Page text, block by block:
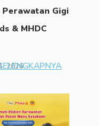
Perawatan Gigi
& MHDC
2026